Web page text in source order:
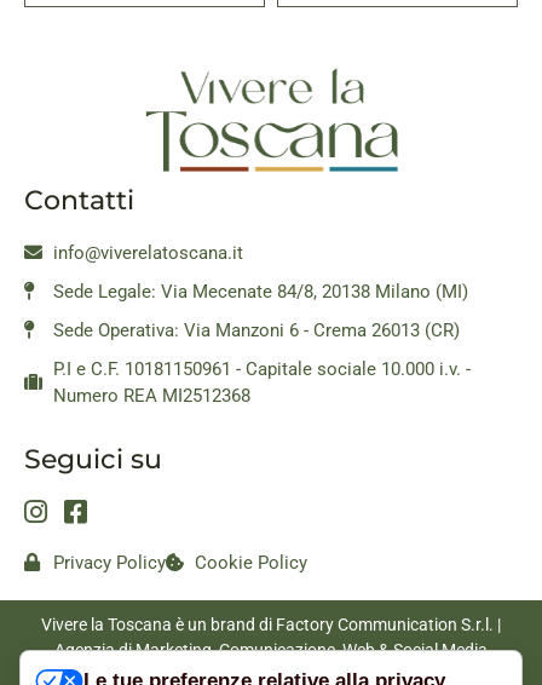
Contatti
info@viverelatoscana.it
Sede Legale: Via Mecenate 84/8, 20138 Milano (MI)
Sede Operativa: Via Manzoni 6 - Crema 26013 (CR)
P.I e C.F. 10181150961 - Capitale sociale 10.000 i.v. -
Numero REA MI2512368
Seguici su
Privacy Policy Cookie Policy
Vivere la Toscana è un brand di Factory Communication S.r.l. |
Agenzia di Marketing, Comunicazione, Web & Social Media
|www.factorycommunication.it